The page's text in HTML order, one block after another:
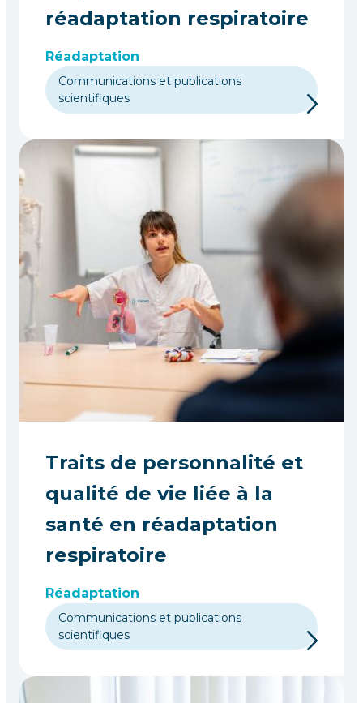
réadaptation respiratoire
Réadaptation
Communications et publications
scientifiques
Traits de personnalité et
qualité de vie liée à la
santé en réadaptation
respiratoire
Réadaptation
Communications et publications
scientifiques